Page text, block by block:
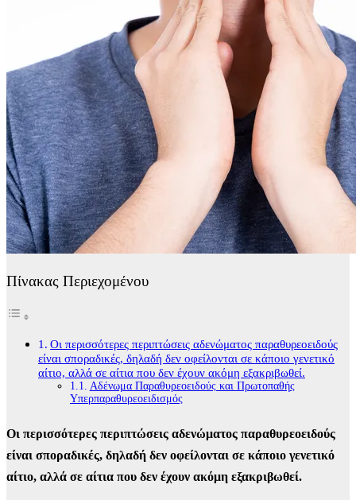
Πίνακας Περιεχομένου
Οι περισσότερες περιπτώσεις αδενώματος παραθυρεοειδούς
είναι σποραδικές, δηλαδή δεν οφείλονται σε κάποιο γενετικό
αίτιο, αλλά σε αίτια που δεν έχουν ακόμη εξακριβωθεί.
Αδένωμα Παραθυρεοειδούς και Πρωτοπαθής
Υπερπαραθυρεοειδισμός
Οι περισσότερες περιπτώσεις αδενώματος παραθυρεοειδούς
είναι σποραδικές, δηλαδή δεν οφείλονται σε κάποιο γενετικό
αίτιο, αλλά σε αίτια που δεν έχουν ακόμη εξακριβωθεί.